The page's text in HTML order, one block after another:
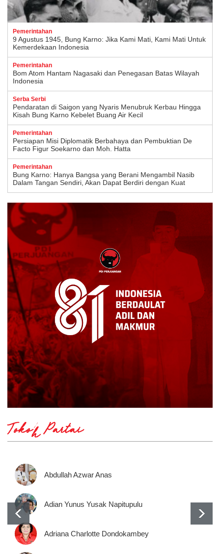
Pemerintahan
9 Agustus 1945, Bung Karno: Jika Kami Mati, Kami Mati Untuk
Kemerdekaan Indonesia
Pemerintahan
Bom Atom Hantam Nagasaki dan Penegasan Batas Wilayah
Indonesia
Serba Serbi
Pendaratan di Saigon yang Nyaris Menubruk Kerbau Hingga
Kisah Bung Karno Kebelet Buang Air Kecil
Pemerintahan
Persiapan Misi Diplomatik Berbahaya dan Pembuktian De
Facto Figur Soekarno dan Moh. Hatta
Pemerintahan
Bung Karno: Hanya Bangsa yang Berani Mengambil Nasib
Dalam Tangan Sendiri, Akan Dapat Berdiri dengan Kuat
Tokoh Partai
Abdullah Azwar Anas
Adian Yunus Yusak Napitupulu
Adriana Charlotte Dondokambey